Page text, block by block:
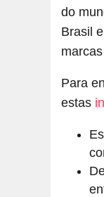
do
Brasil
Para
estas